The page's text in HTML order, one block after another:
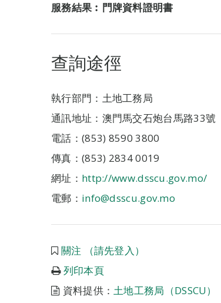
服務結果︰門牌資料證明書
查詢途徑
執行部門：土地工務局
通訊地址：澳門馬交石炮台馬路33號
電話：(853) 8590 3800
傳真：(853) 2834 0019
網址： http://www.dsscu.gov.mo/
電郵： info@dsscu.gov.mo
關注 （請先登入）
列印本頁
資料提供：土地工務局（DSSCU）